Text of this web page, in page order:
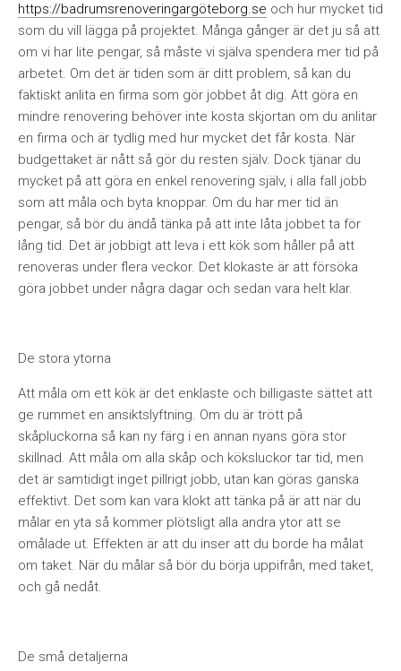
https://badrumsrenoveringargöteborg.se och hur mycket tid
som du vill lägga på projektet. Många gånger är det ju så att
om vi har lite pengar, så måste vi själva spendera mer tid på
arbetet. Om det är tiden som är ditt problem, så kan du
faktiskt anlita en firma som gör jobbet åt dig. Att göra en
mindre renovering behöver inte kosta skjortan om du anlitar
en firma och är tydlig med hur mycket det får kosta. När
budgettaket är nått så gör du resten själv. Dock tjänar du
mycket på att göra en enkel renovering själv, i alla fall jobb
som att måla och byta knoppar. Om du har mer tid än
pengar, så bör du ändå tänka på att inte låta jobbet ta för
lång tid. Det är jobbigt att leva i ett kök som håller på att
renoveras under flera veckor. Det klokaste är att försöka
göra jobbet under några dagar och sedan vara helt klar.
De stora ytorna
Att måla om ett kök är det enklaste och billigaste sättet att
ge rummet en ansiktslyftning. Om du är trött på
skåpluckorna så kan ny färg i en annan nyans göra stor
skillnad. Att måla om alla skåp och köksluckor tar tid, men
det är samtidigt inget pillrigt jobb, utan kan göras ganska
effektivt. Det som kan vara klokt att tänka på är att när du
målar en yta så kommer plötsligt alla andra ytor att se
omålade ut. Effekten är att du inser att du borde ha målat
om taket. När du målar så bör du börja uppifrån, med taket,
och gå nedåt.
De små detaljerna